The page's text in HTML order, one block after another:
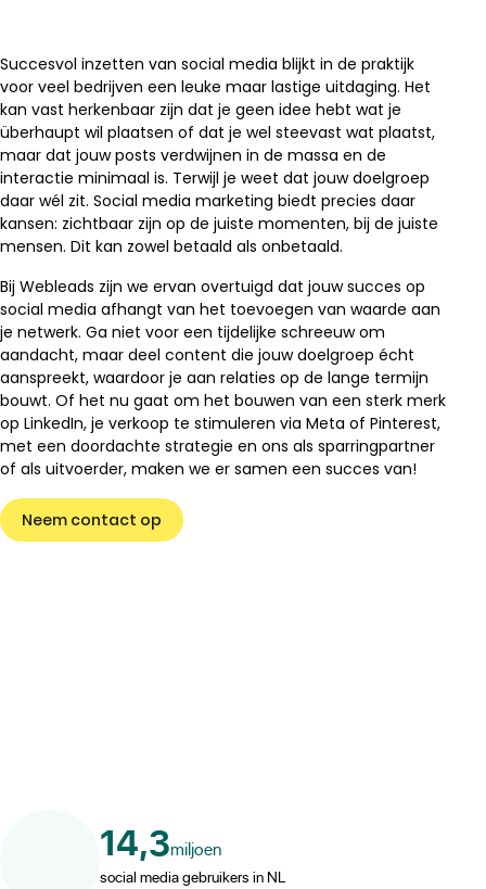
Succesvol inzetten van social media blijkt in de praktijk
voor veel bedrijven een leuke maar lastige uitdaging. Het
kan vast herkenbaar zijn dat je geen idee hebt wat je
überhaupt wil plaatsen of dat je wel steevast wat plaatst,
maar dat jouw posts verdwijnen in de massa en de
interactie minimaal is. Terwijl je weet dat jouw doelgroep
daar wél zit. Social media marketing biedt precies daar
kansen: zichtbaar zijn op de juiste momenten, bij de juiste
mensen. Dit kan zowel betaald als onbetaald.
Bij Webleads zijn we ervan overtuigd dat jouw succes op
social media afhangt van het toevoegen van waarde aan
je netwerk. Ga niet voor een tijdelijke schreeuw om
aandacht, maar deel content die jouw doelgroep écht
aanspreekt, waardoor je aan relaties op de lange termijn
bouwt. Of het nu gaat om het bouwen van een sterk merk
op LinkedIn, je verkoop te stimuleren via Meta of Pinterest,
met een doordachte strategie en ons als sparringpartner
of als uitvoerder, maken we er samen een succes van!
Neem contact op
14,3miljoen
social media gebruikers in NL